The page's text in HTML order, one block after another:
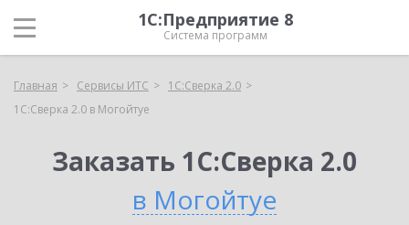
1С:Предприятие 8
Система программ
Главная Сервисы ИТС
1С:Сверка 2.0
1С:Сверка 2.0 в Могойтуе
Заказать 1С:Сверка 2.0
в Могойтуе